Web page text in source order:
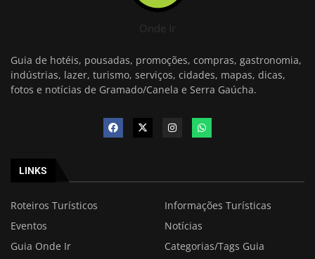
Onde Ir
Guia de hotéis, pousadas, promoções, compras, gastronomia,
indústrias, lazer, turismo, serviços, cidades, mapas, dicas,
fotos e notícias de Gramado/Canela e Serra Gaúcha.
LINKS
Roteiros Turísticos
Informações Turísticas
Eventos
Notícias
Guia Onde Ir
Categorias/Tags Guia